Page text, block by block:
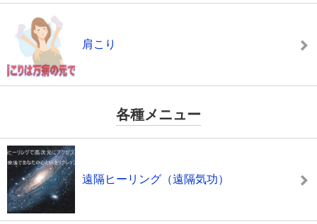
肩こり
各種メニュー
遠隔ヒーリング（遠隔気功）